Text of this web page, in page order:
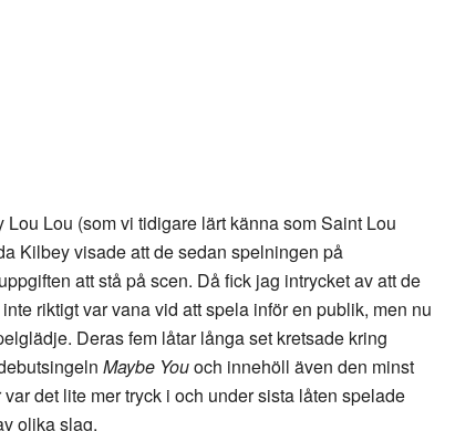
Lou (som vi tidigare lärt känna som Saint Lou
Kilbey visade att de sedan spelningen på
att stå på scen. Då fick jag intrycket av att de
riktigt var vana vid att spela inför en publik, men nu
Deras fem låtar långa set kretsade kring
Maybe Youoch innehöll även den minst
var det lite mer tryck i och under sista låten spelade
olika slag.